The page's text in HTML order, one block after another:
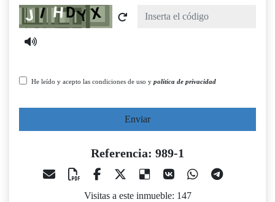
Captcha
He leído y acepto las condiciones de uso y política de privacidad
Enviar
Referencia: 989-1
Visitas a este inmueble: 147